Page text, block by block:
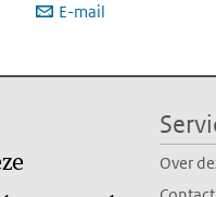
E-mail
Over